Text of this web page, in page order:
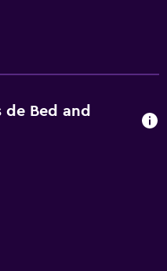
de Bed and